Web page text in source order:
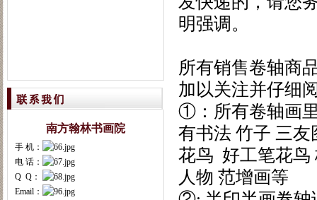
南方翰林书画院
手 机：
电 话：
Q Q：
Email：
明强调。
所有销售卷轴商
加以关注并仔细
①：所有卷轴画
有书法 竹子 三
花鸟 好工笔花鸟
人物 范增画等